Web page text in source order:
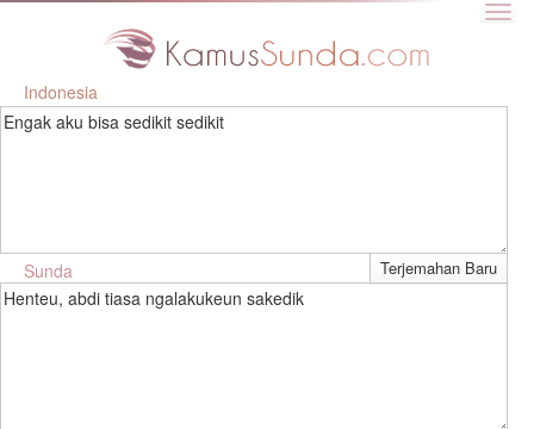
Indonesia
Engak aku bisa sedikit sedikit
Sunda
Henteu, abdi tiasa ngalakukeun sakedik